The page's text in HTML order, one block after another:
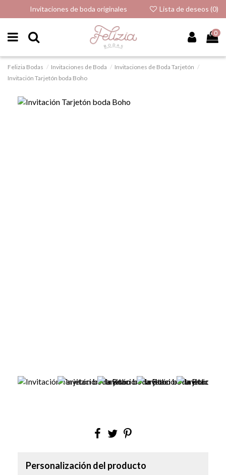
Invitaciones de boda originales Lista de deseos (0)
0
Felizia Bodas Invitaciones de Boda
Invitaciones de Boda Tarjetón
Invitación Tarjetón boda Boho
Personalización del producto